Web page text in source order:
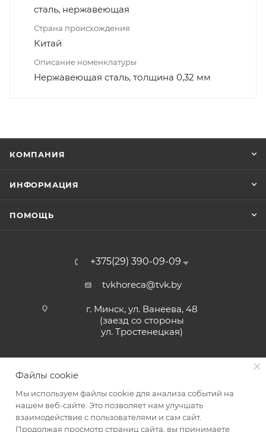
сталь, нержавеющая
Страна происхождения
Китай
Описание номенклатуры
Нержавеющая сталь, толщина 0,32 мм
КОМПАНИЯ
ИНФОРМАЦИЯ
ПОМОЩЬ
+375(29) 390-09-09
tvkhoreca@tvk.by
г. Минск, ул. Ванеева, 48
(заезд со стороны
ул. Тростенецкая)
2026 © ЗАО «ТВК»
Файлы cookie
Мы используем файлы cookie для анализа событий на
нашем веб-сайте. Это позволяет нам улучшать
взаимодействие с пользователями и сам сайт.
Продолжая просмотр страниц сайта, вы принимаете